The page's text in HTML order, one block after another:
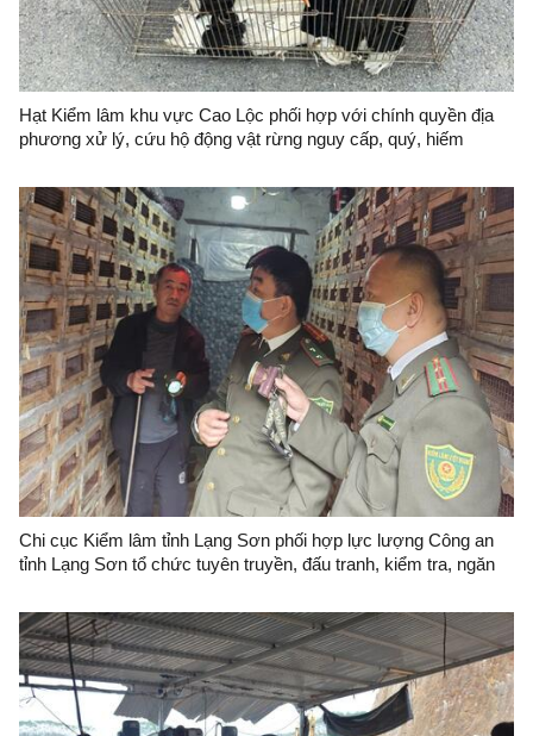
Hạt Kiểm lâm khu vực Cao Lộc phối hợp với chính quyền địa
phương xử lý, cứu hộ động vật rừng nguy cấp, quý, hiếm
Chi cục Kiểm lâm tỉnh Lạng Sơn phối hợp lực lượng Công an
tỉnh Lạng Sơn tổ chức tuyên truyền, đấu tranh, kiểm tra, ngăn
vệ các loài động vật hoang dã trên địa bàn tỉnh Lạng Sơn